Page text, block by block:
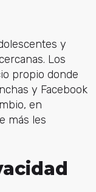
y
Los
propio donde
y Facebook
en
más les